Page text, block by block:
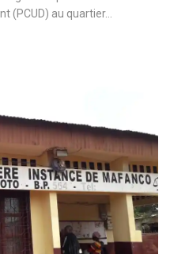
(PCUD) au quartier…